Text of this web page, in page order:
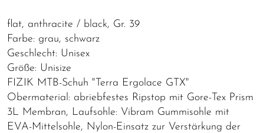
flat, anthracite / black, Gr. 39
Farbe: grau, schwarz
Geschlecht: Unisex
Größe: Unisize
FIZIK MTB-Schuh "Terra Ergolace GTX"
Obermaterial: abriebfestes Ripstop mit Gore-Tex Prism
3L Membran, Laufsohle: Vibram Gummisohle mit
EVA-Mittelsohle, Nylon-Einsatz zur Verstärkung der